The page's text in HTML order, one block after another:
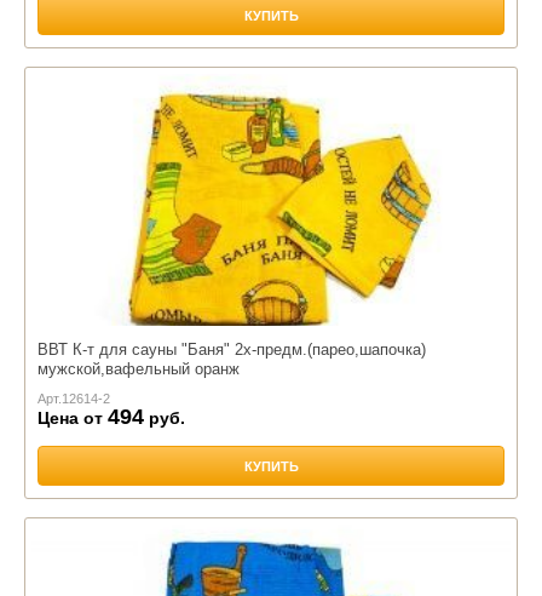
КУПИТЬ
ВВТ К-т для сауны "Баня" 2х-предм.(парео,шапочка)
мужской,вафельный оранж
Арт. 12614-2
Цена от 494 руб.
КУПИТЬ